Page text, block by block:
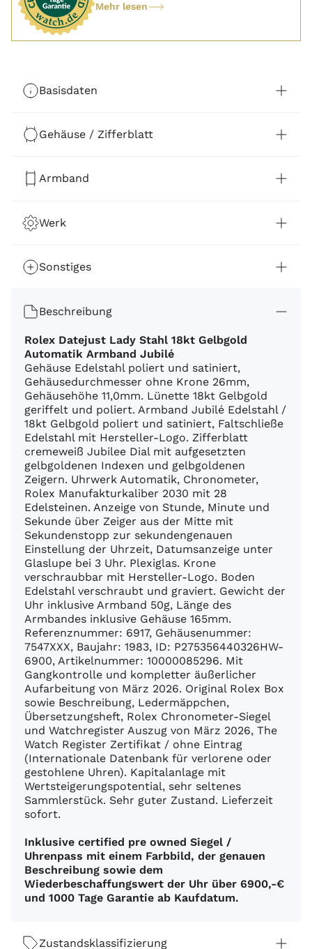
Mehr lesen
Basisdaten
Gehäuse / Zifferblatt
Armband
Werk
Sonstiges
Beschreibung
Rolex Datejust Lady Stahl 18kt Gelbgold
Automatik Armband Jubilé
Gehäuse Edelstahl poliert und satiniert,
Gehäusedurchmesser ohne Krone 26mm,
Gehäusehöhe 11,0mm. Lünette 18kt Gelbgold
geriffelt und poliert. Armband Jubilé Edelstahl /
18kt Gelbgold poliert und satiniert, Faltschließe
Edelstahl mit Hersteller-Logo. Zifferblatt
cremeweiß Jubilee Dial mit aufgesetzten
gelbgoldenen Indexen und gelbgoldenen
Zeigern. Uhrwerk Automatik, Chronometer,
Rolex Manufakturkaliber 2030 mit 28
Edelsteinen. Anzeige von Stunde, Minute und
Sekunde über Zeiger aus der Mitte mit
Sekundenstopp zur sekundengenauen
Einstellung der Uhrzeit, Datumsanzeige unter
Glaslupe bei 3 Uhr. Plexiglas. Krone
verschraubbar mit Hersteller-Logo. Boden
Edelstahl verschraubt und graviert. Gewicht der
Uhr inklusive Armband 50g, Länge des
Armbandes inklusive Gehäuse 165mm.
Referenznummer: 6917, Gehäusenummer:
7547XXX, Baujahr: 1983, ID: P275356440326HW-
6900, Artikelnummer: 10000085296. Mit
Gangkontrolle und kompletter äußerlicher
Aufarbeitung von März 2026. Original Rolex Box
sowie Beschreibung, Ledermäppchen,
Übersetzungsheft, Rolex Chronometer-Siegel
und Watchregister Auszug von März 2026, The
Watch Register Zertifikat / ohne Eintrag
(Internationale Datenbank für verlorene oder
gestohlene Uhren). Kapitalanlage mit
Wertsteigerungspotential, sehr seltenes
Sammlerstück. Sehr guter Zustand. Lieferzeit
sofort.
Inklusive certified pre owned Siegel /
Uhrenpass mit einem Farbbild, der genauen
Beschreibung sowie dem
Wiederbeschaffungswert der Uhr über 6900,-€
und 1000 Tage Garantie ab Kaufdatum.
Zustandsklassifizierung